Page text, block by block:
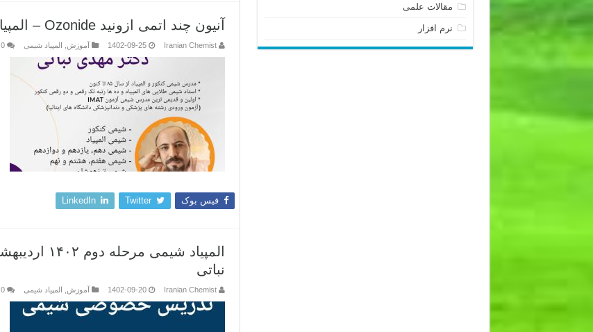
آنیون چند اتمی ازونید Ozonide – المپیاد شیمی مرحله دوم – دکتر نباتی
Iranian Chemist
1402-09-25 آموزش المپیاد شیمی 0
فیس بوک Twitter
LinkedIn
نباتی
Iranian Chemist
1402-09-20 آموزش المپیاد شیمی 0
مقالات علمی
نرم افزار